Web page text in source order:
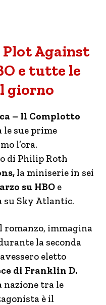
Against
e tutte le
giorno
– Il Complotto
le sue prime
l’ora.
di Philip Roth
la miniserie in sei
su HBO e
su Sky Atlantic.
romanzo, immagina
la seconda
eletto
di Franklin D.
nazione tra le
è il